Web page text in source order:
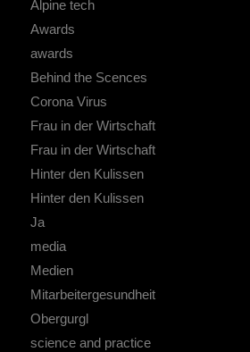
Alpine tech
Awards
awards
Behind the Scences
Corona Virus
Frau in der Wirtschaft
Frau in der Wirtschaft
Hinter den Kulissen
Hinter den Kulissen
Ja
media
Medien
Mitarbeitergesundheit
Obergurgl
science and practice